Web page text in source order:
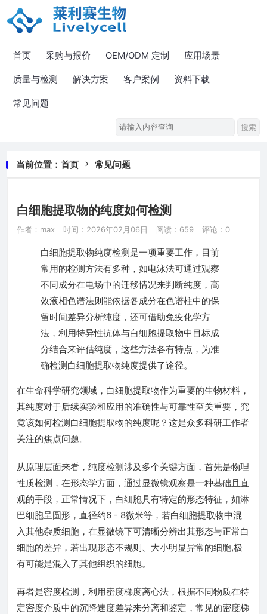
首页 采购与报价 OEM/ODM 定制 应用场景
质量与检测 解决方案 客户案例 资料下载
常见问题
当前位置： 首页 常见问题
白细胞提取物的纯度如何检测
作者：max 时间：2026年02月06日 阅读：659 评论：0
白细胞提取物纯度检测是一项重要工作，目前
常用的检测方法有多种，如电泳法可通过观察
不同成分在电场中的迁移情况来判断纯度，高
效液相色谱法则能依据各成分在色谱柱中的保
留时间差异分析纯度，还可借助免疫化学方
法，利用特异性抗体与白细胞提取物中目标成
分结合来评估纯度，这些方法各有特点，为准
确检测白细胞提取物纯度提供了途径。
在生命科学研究领域，白细胞提取物作为重要的生物材料，
其纯度对于后续实验和应用的准确性与可靠性至关重要，究
竟该如何检测白细胞提取物的纯度呢？这是众多科研工作者
关注的焦点问题。
从原理层面来看，纯度检测涉及多个关键方面，首先是物理
性质检测，在形态学方面，通过显微镜观察是一种基础且直
观的手段，正常情况下，白细胞具有特定的形态特征，如淋
巴细胞呈圆形，直径约6 - 8微米等，若白细胞提取物中混
入其他杂质细胞，在显微镜下可清晰分辨出其形态与正常白
细胞的差异，若出现形态不规则、大小明显异常的细胞,极
有可能是混入了其他组织的细胞。
再者是密度检测，利用密度梯度离心法，根据不同物质在特
定密度介质中的沉降速度差异来分离和鉴定，常见的密度梯